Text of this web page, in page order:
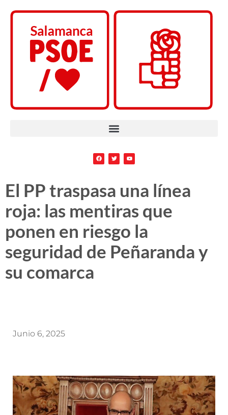
El PP traspasa una línea
roja: las mentiras que
ponen en riesgo la
seguridad de Peñaranda y
su comarca
Junio 6, 2025